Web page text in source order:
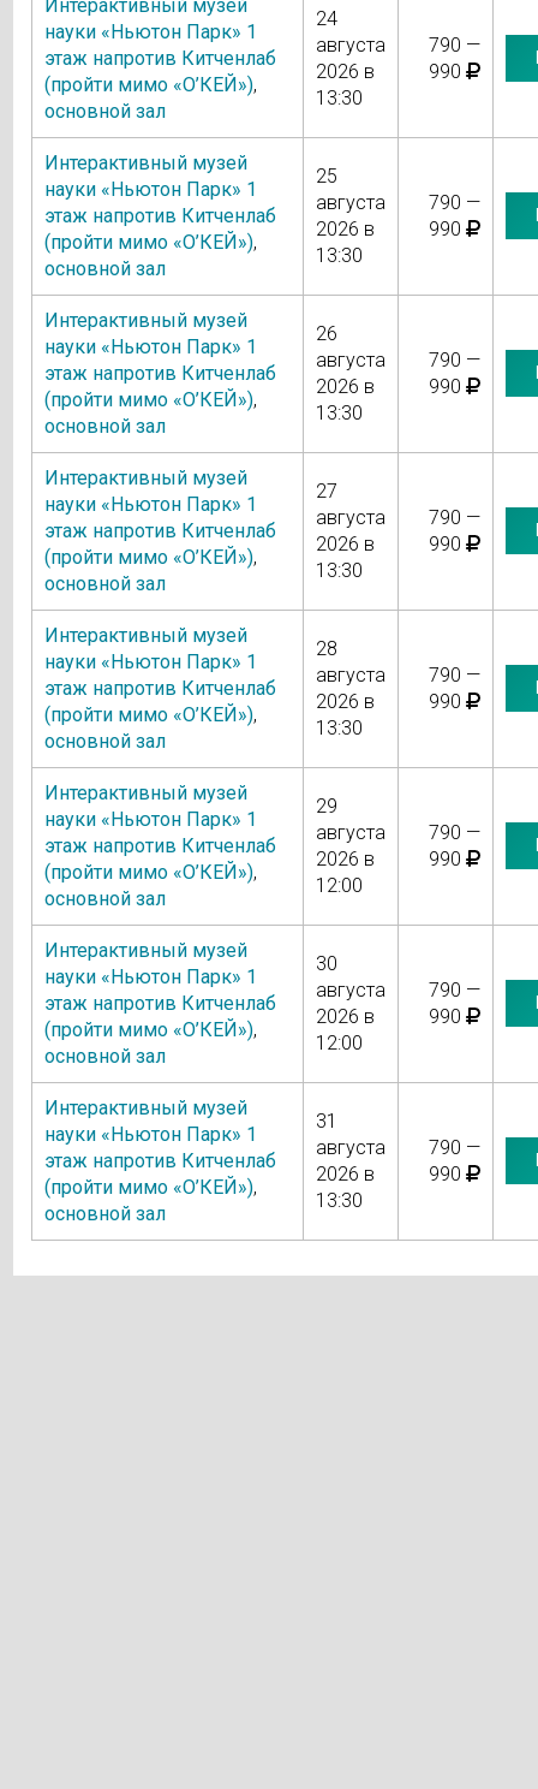
Интерактивный музей
науки «Ньютон Парк» 1
этаж напротив Китченлаб
(пройти мимо «О’КЕЙ»),
основной зал
24
августа
2026 в
13:30
790 —
990
Интерактивный музей
науки «Ньютон Парк» 1
этаж напротив Китченлаб
(пройти мимо «О’КЕЙ»),
основной зал
25
августа
2026 в
13:30
790 —
990
Интерактивный музей
науки «Ньютон Парк» 1
этаж напротив Китченлаб
(пройти мимо «О’КЕЙ»),
основной зал
26
августа
2026 в
13:30
790 —
990
Интерактивный музей
науки «Ньютон Парк» 1
этаж напротив Китченлаб
(пройти мимо «О’КЕЙ»),
основной зал
27
августа
2026 в
13:30
790 —
990
Интерактивный музей
науки «Ньютон Парк» 1
этаж напротив Китченлаб
(пройти мимо «О’КЕЙ»),
основной зал
28
августа
2026 в
13:30
790 —
990
Интерактивный музей
науки «Ньютон Парк» 1
этаж напротив Китченлаб
(пройти мимо «О’КЕЙ»),
основной зал
29
августа
2026 в
12:00
790 —
990
Интерактивный музей
науки «Ньютон Парк» 1
этаж напротив Китченлаб
(пройти мимо «О’КЕЙ»),
основной зал
30
августа
2026 в
12:00
790 —
990
Интерактивный музей
науки «Ньютон Парк» 1
этаж напротив Китченлаб
(пройти мимо «О’КЕЙ»),
основной зал
31
августа
2026 в
13:30
790 —
990